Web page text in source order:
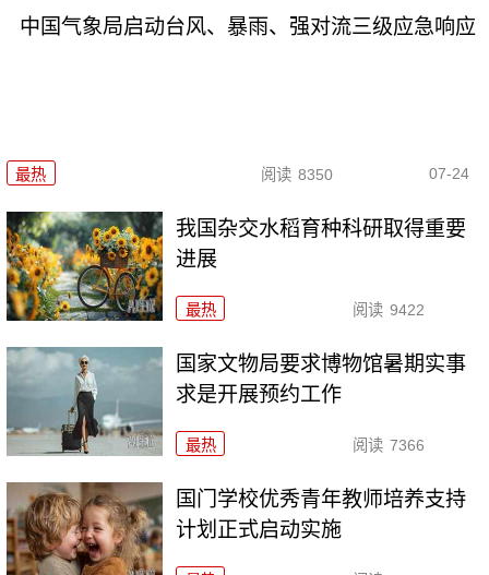
中国气象局启动台风、暴雨、强对流三级应急响应
最热 阅读 8350 07-24
我国杂交水稻育种科研取得重要
进展
最热 阅读 9422
国家文物局要求博物馆暑期实事
求是开展预约工作
最热 阅读 7366
国门学校优秀青年教师培养支持
计划正式启动实施